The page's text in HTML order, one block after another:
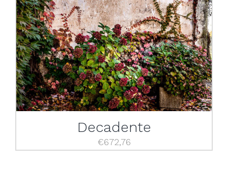
Decadente
€672,76